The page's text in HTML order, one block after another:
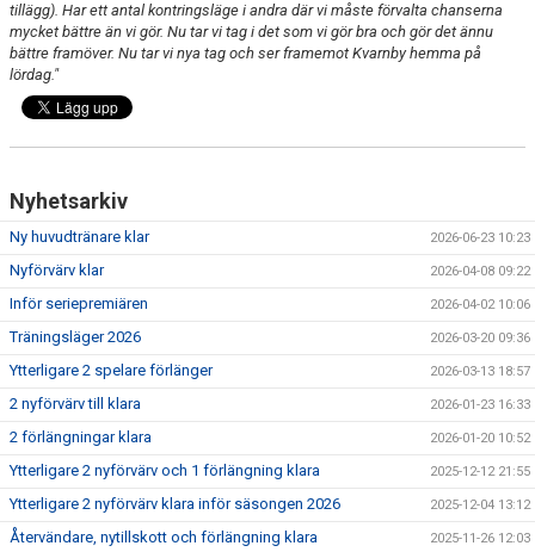
tillägg). Har ett antal kontringsläge i andra där vi måste förvalta chanserna
mycket bättre än vi gör. Nu tar vi tag i det som vi gör bra och gör det ännu
bättre framöver. Nu tar vi nya tag och ser framemot Kvarnby hemma på
lördag."
Nyhetsarkiv
Ny huvudtränare klar 2026-06-23 10:23
Nyförvärv klar 2026-04-08 09:22
Inför seriepremiären 2026-04-02 10:06
Träningsläger 2026 2026-03-20 09:36
Ytterligare 2 spelare förlänger 2026-03-13 18:57
2 nyförvärv till klara 2026-01-23 16:33
2 förlängningar klara 2026-01-20 10:52
Ytterligare 2 nyförvärv och 1 förlängning klara 2025-12-12 21:55
Ytterligare 2 nyförvärv klara inför säsongen 2026 2025-12-04 13:12
Återvändare, nytillskott och förlängning klara 2025-11-26 12:03